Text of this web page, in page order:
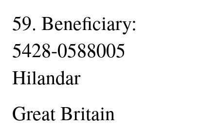
59. Beneficiary:
5428-0588005
Hilandar
Great Britain